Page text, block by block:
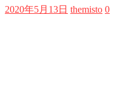
2020年5月13日 themisto 0